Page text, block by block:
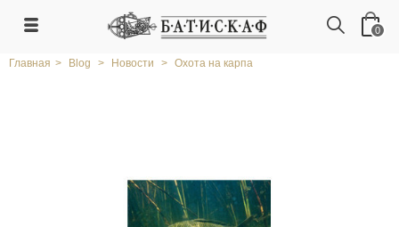
0
Главная > Blog > Новости > Охота на карпа